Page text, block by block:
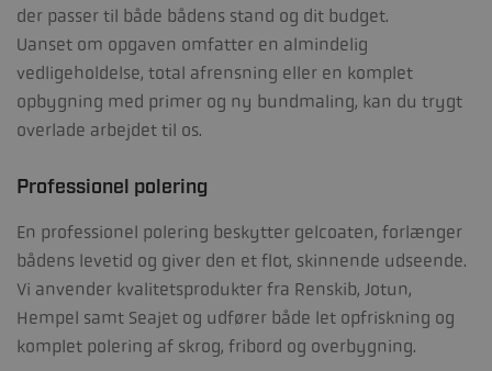
der passer til både bådens stand og dit budget.
Uanset om opgaven omfatter en almindelig
vedligeholdelse, total afrensning eller en komplet
opbygning med primer og ny bundmaling, kan du trygt
overlade arbejdet til os.
Professionel polering
En professionel polering beskytter gelcoaten, forlænger
bådens levetid og giver den et flot, skinnende udseende.
Vi anvender kvalitetsprodukter fra Renskib, Jotun,
Hempel samt Seajet og udfører både let opfriskning og
komplet polering af skrog, fribord og overbygning.